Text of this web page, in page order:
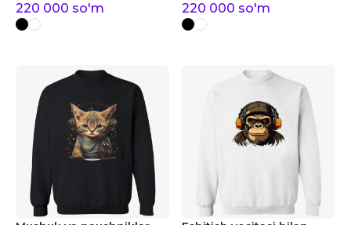
220 000 so'm 220 000 so'm